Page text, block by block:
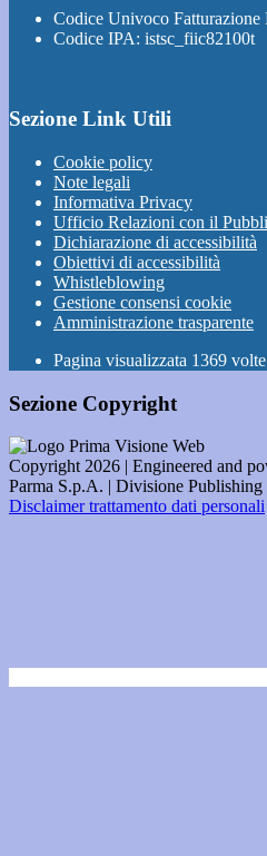
Codice Univoco
Codice IPA: istsc_fiic82100t
Sezione Link Utili
Cookie policy
Note legali
Informativa Privacy
Ufficio Relazioni con il
Dichiarazione di accessibilità
Obiettivi di accessibilità
Whistleblowing
Gestione consensi cookie
Amministrazione trasparente
Pagina visualizzata 1369 volte
Sezione Copyright
Copyright 2026 | Engineered and
Parma S.p.A. | Divisione
Disclaimer trattamento dati personali